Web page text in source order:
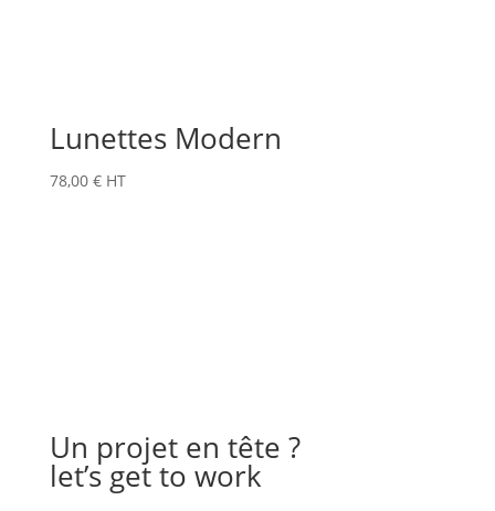
Lunettes Modern
78,00 € HT
Un projet en tête ?
let’s get to work